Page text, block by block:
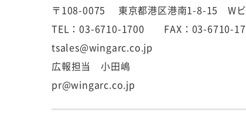
〒108-0075 東京都港区港南1-8-15 W
TEL：03-6710-1700 FAX：03-6710-
tsales@wingarc.co.jp
広報担当 小田嶋
pr@wingarc.co.jp